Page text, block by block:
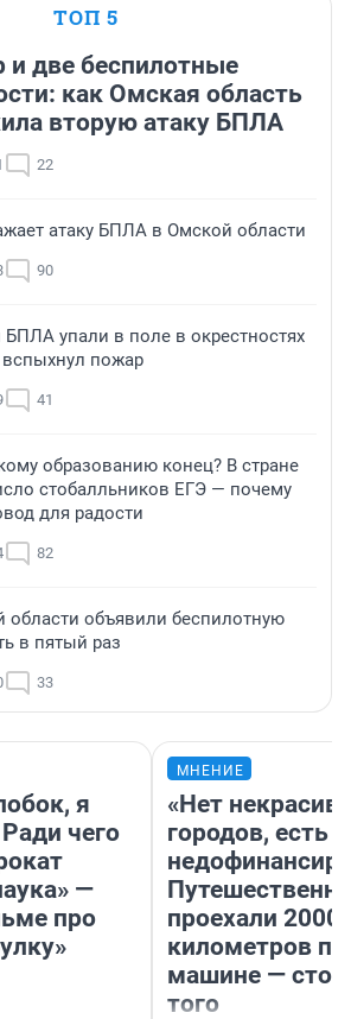
ТОП 5
две беспилотные
как Омская область
вторую атаку БПЛА
22
атаку БПЛА в Омской области
90
упали в поле в окрестностях
пожар
41
образованию конец? В стране
стобалльников ЕГЭ — почему
для радости
82
области объявили беспилотную
в пятый раз
33
я
чего
—
про
МНЕНИЕ
«Нет
городов, есть
проехали 2000
километров по
машине —
того